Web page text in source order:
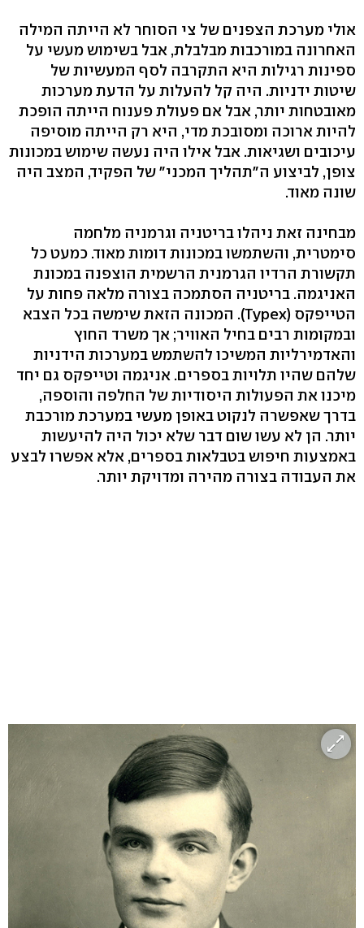
אולי מערכת הצפנים של צי הסוחר לא הייתה המילה
האחרונה במורכבות מבלבלת, אבל בשימוש מעשי על
ספינות רגילות היא התקרבה לסף המעשיות של
שיטות ידניות. היה קל להעלות על הדעת מערכות
מאובטחות יותר, אבל אם פעולת פענוח הייתה הופכת
להיות ארוכה ומסובכת מדי, היא רק הייתה מוסיפה
עיכובים ושגיאות. אבל אילו היה נעשה שימוש במכונות
צופן, לביצוע ה"תהליך המכני" של הפקיד, המצב היה
שונה מאוד.
מבחינה זאת ניהלו בריטניה וגרמניה מלחמה
סימטרית, והשתמשו במכונות דומות מאוד. כמעט כל
תקשורת הרדיו הגרמנית הרשמית הוצפנה במכונת
האניגמה. בריטניה הסתמכה בצורה מלאה פחות על
הטייפקס (Typex). המכונה הזאת שימשה בכל הצבא
ובמקומות רבים בחיל האוויר; אך משרד החוץ
והאדמירליות המשיכו להשתמש במערכות הידניות
שלהם שהיו תלויות בספרים. אניגמה וטייפקס גם יחד
מיכנו את הפעולות היסודיות של החלפה והוספה,
בדרך שאפשרה לנקוט באופן מעשי במערכת מורכבת
יותר. הן לא עשו שום דבר שלא יכול היה להיעשות
באמצעות חיפוש בטבלאות בספרים, אלא אפשרו לבצע
את העבודה בצורה מהירה ומדויקת יותר.